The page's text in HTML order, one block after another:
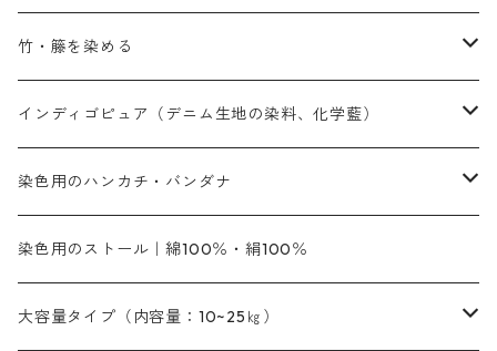
橙色系
青色系
紫色系
緑色系
茶色系
橙色系
緑色系
茶色系
茶色｜20g入りのみ公開
灰色｜20g入りのみ公開
アルカリ剤
補助薬品
捺染に必要な材料
捺染糊
内容量：500g
増粘剤
黄色系
エロ―M3G｜定番の色合い
エロー ＭＧＲ｜明るい緑みの黄色
オレンジ系
オレンヂMG｜黄みの橙色
オレンヂMGD（定番の色合い）
赤色系
レットMFB｜赤色（定番の色合い）
青色系
本洋紅
代用朱黄色口
黄色系
ファストエロ―10GN（鮮やかな黄色）
ファストエロ―5GN（黄色）
青色系
NSBAブルー
群青
白色｜胡粉
黒色｜在庫処分特価
緑色｜在庫処分特価
植物染料
人気のおすすめ植物染料
インド茜・西洋茜の個別販売
濃染処理剤｜ソルバックスPS－900
媒染剤
アルミ媒染剤
鉄媒染剤
ソーダ灰｜アルカリ性のPH調整剤
藍染
竹・籐を染める
人気のおすすめ竹・藤を染める染料
塩基性染料（混色可能）
ビスマークブロンB｜赤茶色
塩基性エロ―｜液体タイプ
オリジナル染料｜スス竹色｜ミキセットファストブロンGR
インディゴピュア（デニム生地の染料、化学藍）
初心者向けお試しセット販売
インディゴピュア
アルカリ剤
染色用のハンカチ・バンダナ
45cm×45cm（ハンカチ）｜端の始末も綿糸｜タグなし
54cm×54cm（バンダナ）｜端の始末も綿糸｜タグなし
染色用のストール｜綿100％・絹100％
大容量タイプ（内容量：10~25㎏）